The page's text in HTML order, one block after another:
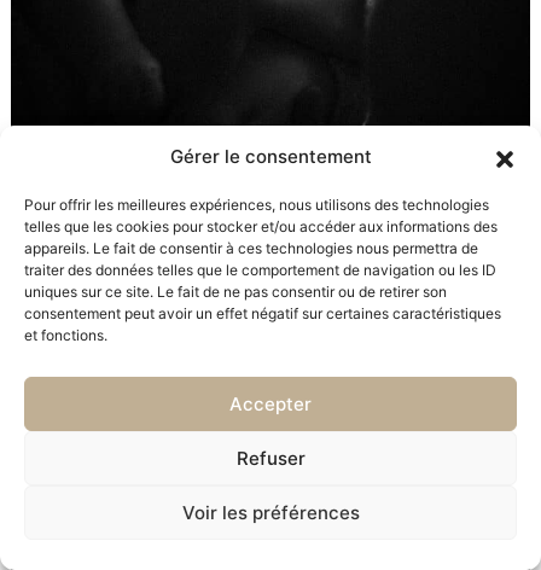
Gérer le consentement
Pour offrir les meilleures expériences, nous utilisons des technologies
telles que les cookies pour stocker et/ou accéder aux informations des
appareils. Le fait de consentir à ces technologies nous permettra de
traiter des données telles que le comportement de navigation ou les ID
uniques sur ce site. Le fait de ne pas consentir ou de retirer son
consentement peut avoir un effet négatif sur certaines caractéristiques
et fonctions.
Accepter
Refuser
Voir les préférences